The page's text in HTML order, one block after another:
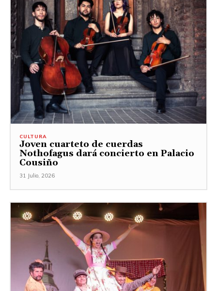
CULTURA
Joven cuarteto de cuerdas
Nothofagus dará concierto en Palacio
Cousiño
31 Julio, 2026